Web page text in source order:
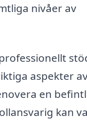
nivåer av
aspekter
en
kan